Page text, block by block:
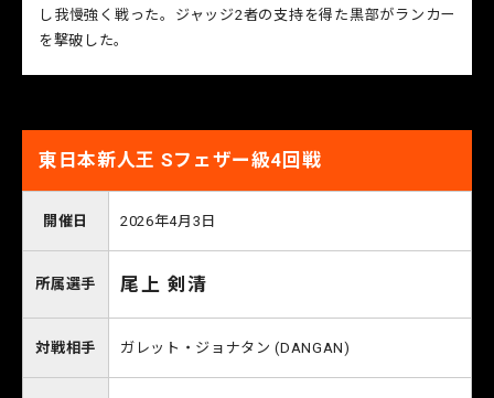
し我慢強く戦った。ジャッジ2者の支持を得た黒部がランカー
を撃破した。
東日本新人王 Sフェザー級4回戦
開催日 2026年4月3日
所属選手 尾上 剣清
対戦相手 ガレット・ジョナタン (DANGAN)